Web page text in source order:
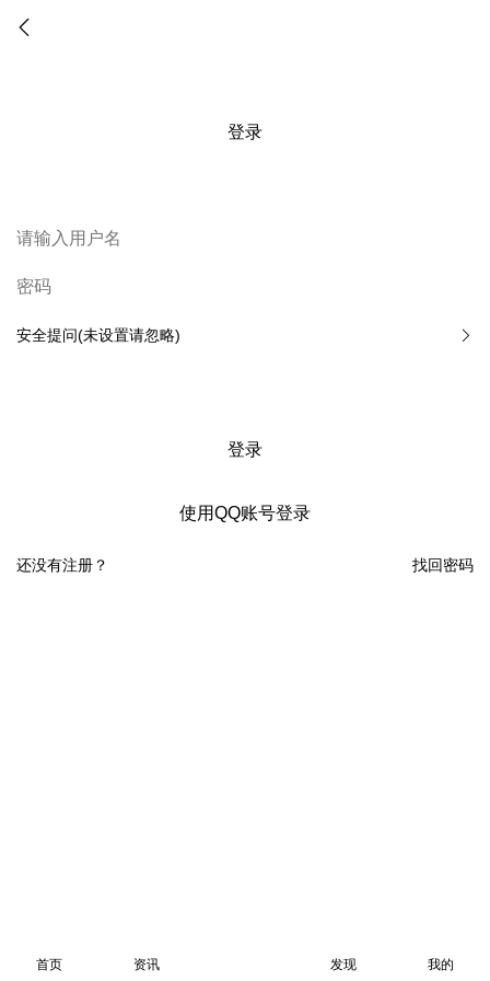
登录
安全提问(未设置请忽略)
登录
使用QQ账号登录
找回密码
还没有注册？
首页 资讯 发现 我的